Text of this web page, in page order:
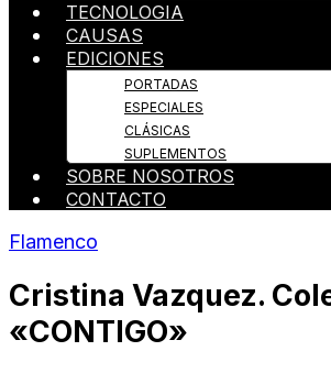
TECNOLOGIA
CAUSAS
EDICIONES
PORTADAS
ESPECIALES
CLÁSICAS
SUPLEMENTOS
SOBRE NOSOTROS
CONTACTO
Flamenco
Cristina Vazquez.
«CONTIGO»